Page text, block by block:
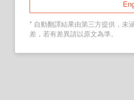
* 自動翻譯結果由第三方提供，未
差，若有差異請以原文為準。